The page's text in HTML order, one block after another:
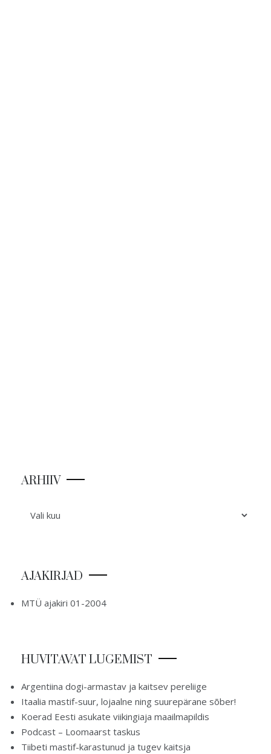
ARHIIV
AJAKIRJAD
MTÜ ajakiri 01-2004
HUVITAVAT LUGEMIST
Argentiina dogi-armastav ja kaitsev pereliige
Itaalia mastif-suur, lojaalne ning suurepärane sõber!
Koerad Eesti asukate viikingiaja maailmapildis
Podcast – Loomaarst taskus
Tiibeti mastif-karastunud ja tugev kaitsja